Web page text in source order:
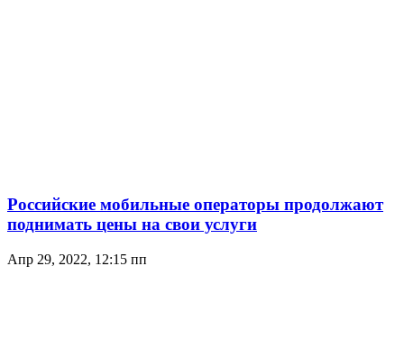
Российские мобильные операторы продолжают
поднимать цены на свои услуги
Апр 29, 2022, 12:15 пп